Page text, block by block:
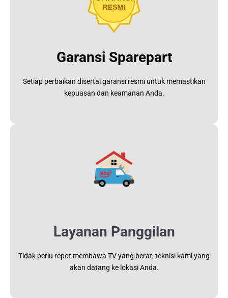
Garansi Sparepart
Setiap perbaikan disertai garansi resmi untuk memastikan
kepuasan dan keamanan Anda.
Layanan Panggilan
Tidak perlu repot membawa TV yang berat, teknisi kami yang
akan datang ke lokasi Anda.